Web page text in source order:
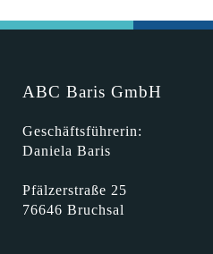
ABC Baris GmbH
Geschäftsführerin:
Daniela Baris
Pfälzerstraße 25
76646 Bruchsal